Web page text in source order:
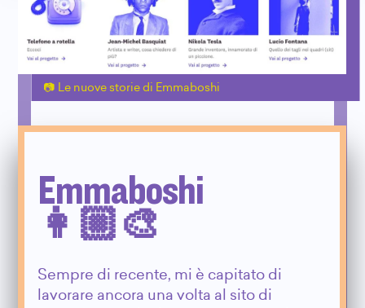
Le nuove storie di Emmaboshi
Emmaboshi
👩🏼‍🎨
Sempre di recente, mi è capitato di
lavorare ancora una volta al sito di